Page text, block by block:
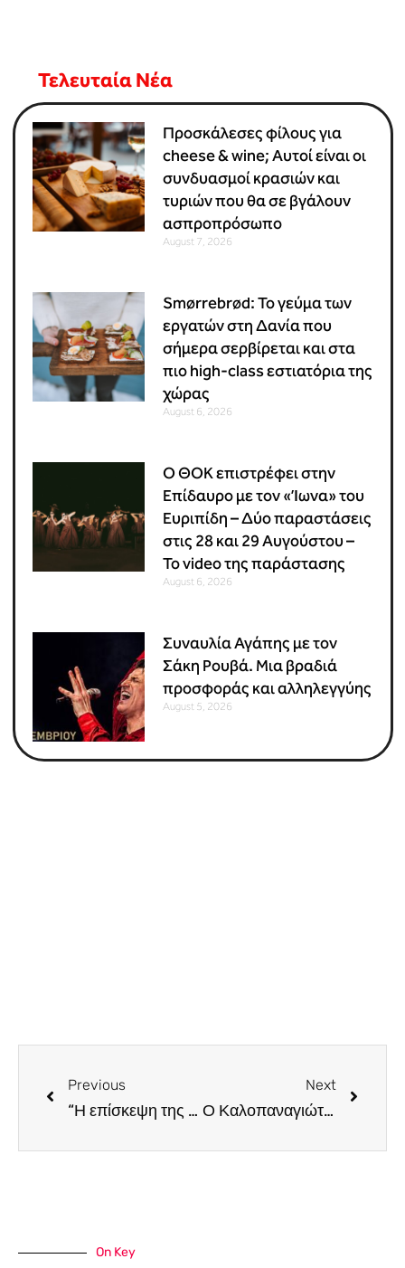
Τελευταία Νέα
Προσκάλεσες φίλους για
cheese & wine; Αυτοί είναι οι
συνδυασμοί κρασιών και
τυριών που θα σε βγάλουν
ασπροπρόσωπο
August 7, 2026
Smørrebrød: Το γεύμα των
εργατών στη Δανία που
σήμερα σερβίρεται και στα
πιο high-class εστιατόρια της
χώρας
August 6, 2026
Ο ΘΟΚ επιστρέφει στην
Επίδαυρο με τον «Ίωνα» του
Ευριπίδη – Δύο παραστάσεις
στις 28 και 29 Αυγούστου –
Το video της παράστασης
August 6, 2026
Συναυλία Αγάπης με τον
Σάκη Ρουβά. Μια βραδιά
προσφοράς και αλληλεγγύης
August 5, 2026
Previous
“Η επίσκεψη της γηραιάς” κυρίας του Φρήντριx Ντύρενματ στην Κεντρική Σκηνή του Θ.Ο.Κ
Next
Ο Καλοπαναγιώτης στα ομορφότερά του. Εσύ πότε θα πας;
On Key